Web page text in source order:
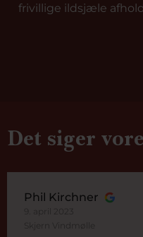
frivillige ildsjæle
Det siger
Phil Kirchner
9. april 2023
Skjern Vindmølle